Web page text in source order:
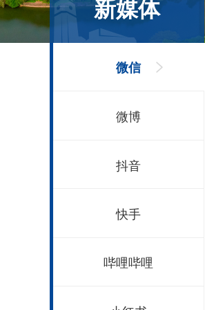
新媒体
微信
微博
抖音
快手
哔哩哔哩